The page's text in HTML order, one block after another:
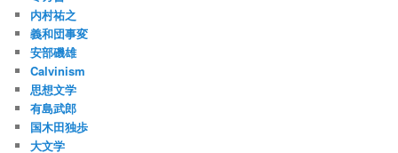
内村祐之
義和団事変
安部磯雄
Calvinism
思想文学
有島武郎
国木田独歩
大文学